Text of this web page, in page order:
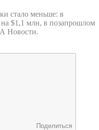
стало меньше: в
$1,1 млн, в позапрошлом
Новости.
Поделиться